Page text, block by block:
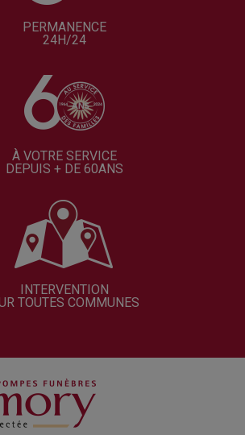
PERMANENCE
24H/24
À VOTRE SERVICE
DEPUIS + DE 60ANS
INTERVENTION
TOUTES COMMUNES